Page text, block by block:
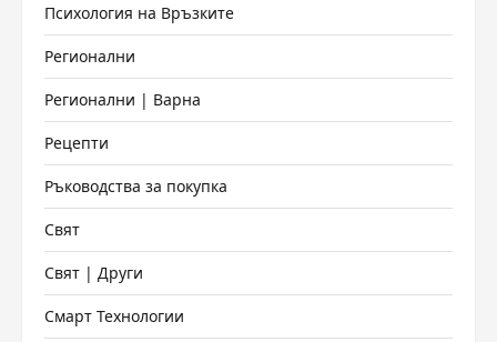
Психология на Връзките
Регионални
Регионални | Варна
Рецепти
Ръководства за покупка
Свят
Свят | Други
Смарт Технологии